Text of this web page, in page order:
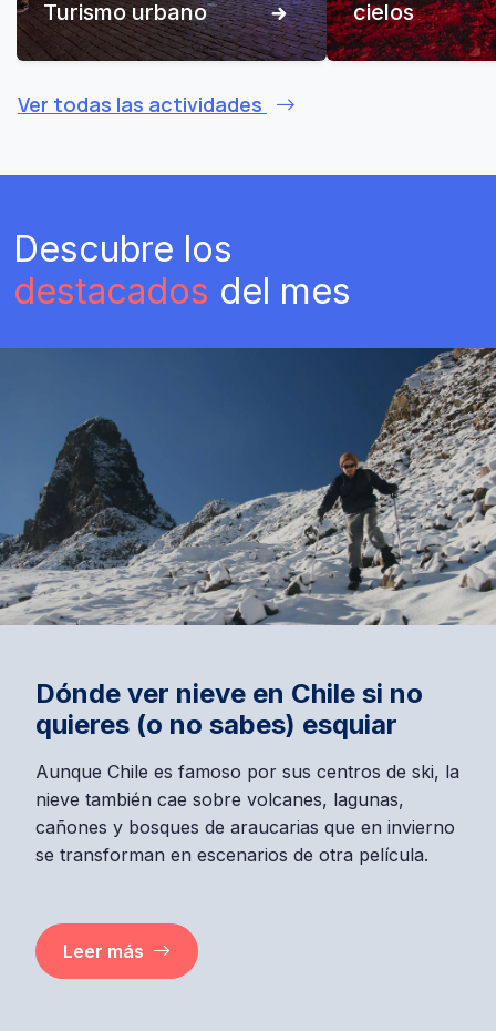
Turismo urbano
cielos
Ver todas las actividades
Descubre los
destacados del mes
Dónde ver nieve en Chile si no
quieres (o no sabes) esquiar
Aunque Chile es famoso por sus centros de ski, la
nieve también cae sobre volcanes, lagunas,
cañones y bosques de araucarias que en invierno
se transforman en escenarios de otra película.
Leer más